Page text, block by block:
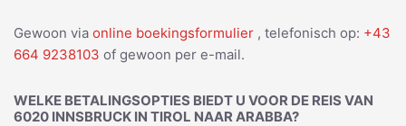
Gewoon via online boekingsformulier , telefonisch op: +43
664 9238103 of gewoon per e-mail.
WELKE BETALINGSOPTIES BIEDT U VOOR DE REIS VAN
6020 INNSBRUCK IN TIROL NAAR ARABBA?